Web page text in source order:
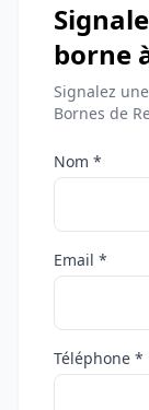
borne
Signalez
Bornes de
Nom *
Email *
Téléphone *